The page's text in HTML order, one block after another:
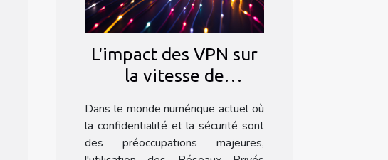
L'impact des VPN sur
la vitesse de
Dans le monde numérique actuel où
la confidentialité et la sécurité sont
des préoccupations majeures,